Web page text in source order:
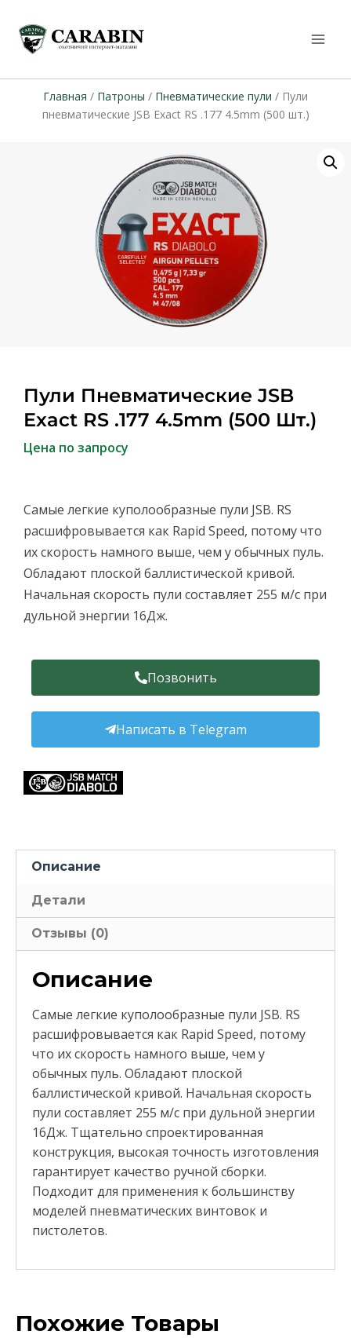
Главная / Патроны / Пневматические пули / Пули
пневматические JSB Exact RS .177 4.5mm (500 шт.)
Пули Пневматические JSB
Exact RS .177 4.5mm (500 Шт.)
Цена по запросу
Самые легкие куполообразные пули JSB. RS
расшифровывается как Rapid Speed, потому что
их скорость намного выше, чем у обычных пуль.
Обладают плоской баллистической кривой.
Начальная скорость пули составляет 255 м/с при
дульной энергии 16Дж.
Позвонить
Написать в Telegram
Описание
Детали
Отзывы (0)
Описание
Самые легкие куполообразные пули JSB. RS
расшифровывается как Rapid Speed, потому
что их скорость намного выше, чем у
обычных пуль. Обладают плоской
баллистической кривой. Начальная скорость
пули составляет 255 м/с при дульной энергии
16Дж. Тщательно спроектированная
конструкция, высокая точность изготовления
гарантирует качество ручной сборки.
Подходит для применения к большинству
моделей пневматических винтовок и
пистолетов.
Похожие Товары